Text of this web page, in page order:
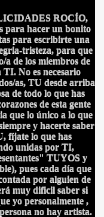
ROCÍO,
para hacer un bonito
para escribirte una
tristeza, para que
a de los miembros de
No es necesario
as, TU desde arriba
de todo lo que has
de esta gente
que lo único a lo que
y hacerte saber
fíjate lo que has
unidas por TI,
TUYOS y
pues cada día que
por alguien de
muy dificil saber si
yo personalmente ,
no hay artista.